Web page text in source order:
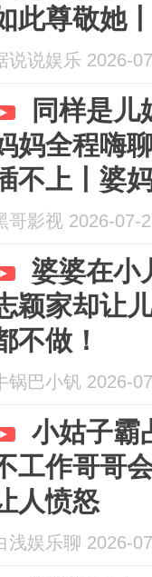
此尊敬她
说说娱乐 2026-
同样是儿
妈全程嗨
不上丨婆
哥影视 2026-07-
婆婆在小
颖家却让
不做！
锅巴小钒 2026-
小姑子霸
工作哥哥
人愤怒
浅娱乐聊 2026-